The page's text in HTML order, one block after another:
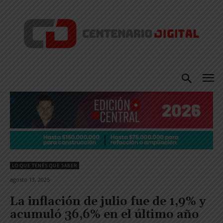
LO QUE TENÉS QUE SABER
agosto 13, 2025
La inflación de julio fue de 1,9% y
acumuló 36,6% en el último año